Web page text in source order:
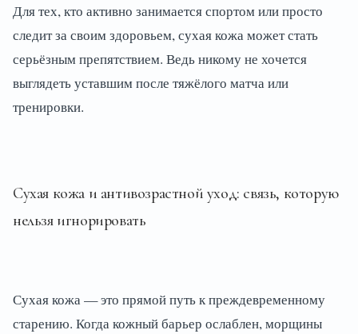
Для тех, кто активно занимается спортом или просто
следит за своим здоровьем, сухая кожа может стать
серьёзным препятствием. Ведь никому не хочется
выглядеть уставшим после тяжёлого матча или
тренировки.
Сухая кожа и антивозрастной уход: связь, которую
нельзя игнорировать
Сухая кожа — это прямой путь к преждевременному
старению. Когда кожный барьер ослаблен, морщины